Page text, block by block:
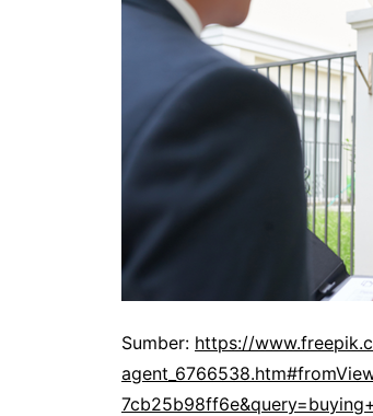
Sumber: https://